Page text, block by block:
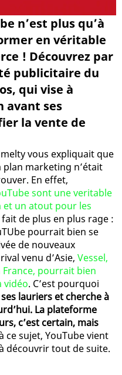
n’est plus qu’à
en véritable
! Découvrez par
publicitaire du
qui vise à
avant ses
la vente de
vous expliquait que
marketing n’était
En effet,
sont une veritable
et un atout pour les
de plus en plus rage :
pourrait bien se
de nouveaux
venu d’Asie, Vessel,
pourrait bien
vidéo. C’est pourquoi
lauriers et cherche à
La plateforme
c’est certain, mais
ce sujet, YouTube vient
découvrir tout de suite.